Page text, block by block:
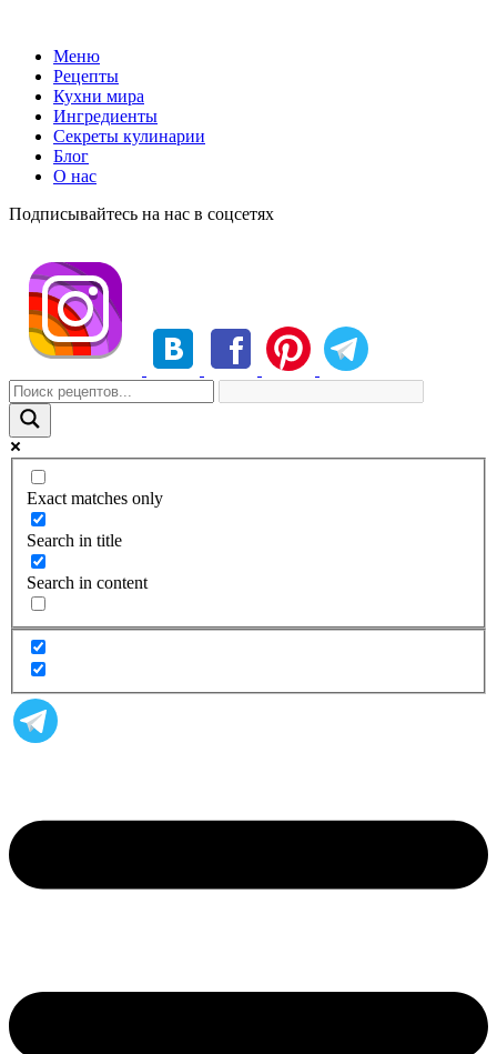
Меню
Рецепты
Кухни мира
Ингредиенты
Секреты кулинарии
Блог
О нас
Подписывайтесь на нас в соцсетях
Exact matches only
Search in title
Search in content